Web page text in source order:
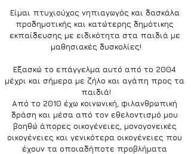
Είμαι πτυχιούχος νηπιαγωγός και δασκάλα
προδημοτικής και κατώτερης δημότικης
εκπαίδευσης με ειδικότητα στα παιδιά με
μαθησιακές δυσκολίες!
Εξασκώ το επάγγελμα αυτό από το 2004
μέχρι και σήμερα με ζήλο και αγάπη προς τα
παιδιά!
Από το 2010 έχω κοινωνική, φιλανθρωπική
δράση και μέσα από τον εθελοντισμό μου
βοηθώ άπορες οικογένειες, μονογονεικές
οικογένειες και γενικότερα οικογένειες που
έχουν τα οποιαδήποτε προβλήματα